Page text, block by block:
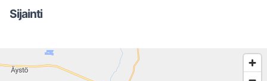
Sijainti